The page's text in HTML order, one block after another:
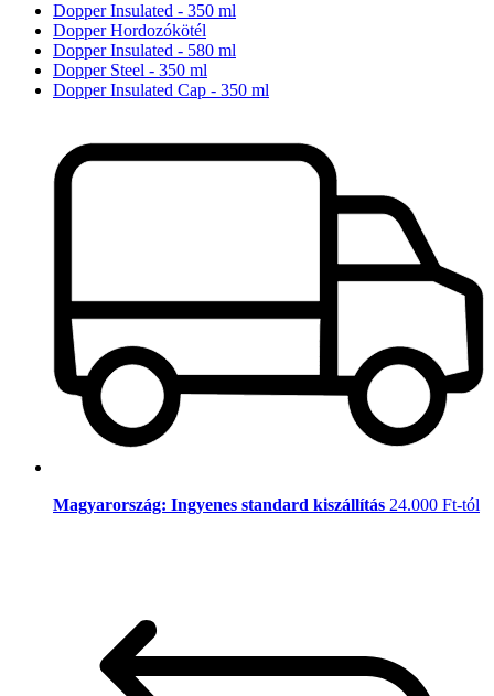
Dopper Insulated - 350 ml
Dopper Hordozókötél
Dopper Insulated - 580 ml
Dopper Steel - 350 ml
Dopper Insulated Cap - 350 ml
Magyarország: Ingyenes standard kiszállítás 24.000 Ft-tól